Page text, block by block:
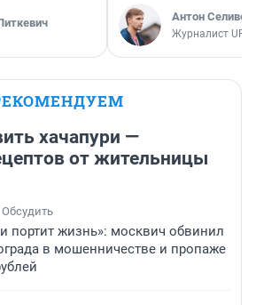
Антон
Журналист
хачапури —
от жительницы
Обсудить
портит жизнь»: москвич обвинил
в мошенничестве и пропаже